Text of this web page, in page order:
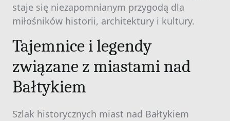
staje się niezapomnianym przygodą dla
miłośników historii, architektury i kultury.
Tajemnice i legendy
związane z miastami nad
Bałtykiem
Szlak historycznych miast nad Bałtykiem